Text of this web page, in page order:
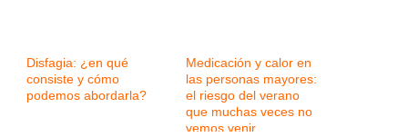
Disfagia: ¿en qué
consiste y cómo
podemos abordarla?
Medicación y calor en
las personas mayores:
el riesgo del verano
que muchas veces no
vemos venir